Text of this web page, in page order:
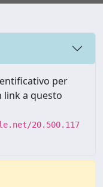
per
link a questo
20.500.117